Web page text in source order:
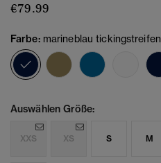
€79.99
Farbe: marineblau tickingstreifen
Ausgewählt
Auswählen Größe:
XXS XS S M